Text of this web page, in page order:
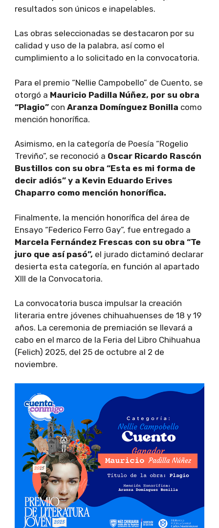
resultados son únicos e inapelables.
Las obras seleccionadas se destacaron por su
calidad y uso de la palabra, así como el
cumplimiento a lo solicitado en la convocatoria.
Para el premio “Nellie Campobello” de Cuento, se
otorgó a Mauricio Padilla Núñez, por su obra
“Plagio” con Aranza Domínguez Bonilla como
mención honorífica.
Asimismo, en la categoría de Poesía “Rogelio
Treviño”, se reconoció a Oscar Ricardo Rascón
Bustillos con su obra “Esta es mi forma de
decir adiós” y a Kevin Eduardo Erives
Chaparro como mención honorífica.
Finalmente, la mención honorífica del área de
Ensayo “Federico Ferro Gay”, fue entregado a
Marcela Fernández Frescas con su obra “Te
juro que así pasó”, el jurado dictaminó declarar
desierta esta categoría, en función al apartado
XIII de la Convocatoria.
La convocatoria busca impulsar la creación
literaria entre jóvenes chihuahuenses de 18 y 19
años. La ceremonia de premiación se llevará a
cabo en el marco de la Feria del Libro Chihuahua
(Felich) 2025, del 25 de octubre al 2 de
noviembre.